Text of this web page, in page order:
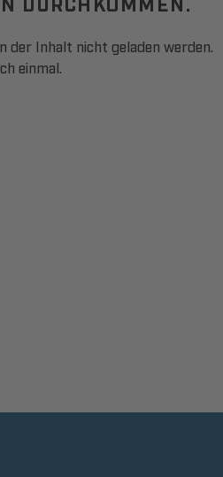
der Inhalt nicht geladen werden.
einmal.